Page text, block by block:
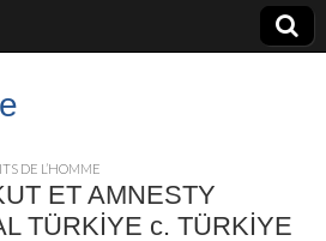
DE L’HOMME
ET AMNESTY
TÜRKİYE c. TÜRKİYE